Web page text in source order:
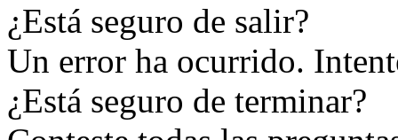
¿Está seguro de salir?
Un error ha ocurrido.
¿Está seguro de terminar?